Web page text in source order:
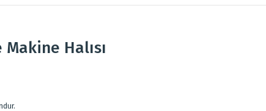
Halısı